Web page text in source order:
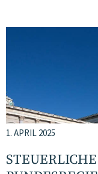
1. APRIL 2025